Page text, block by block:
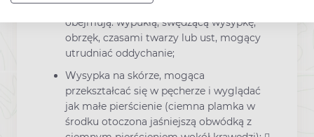
Ciężka reakcja alergiczna. Objawy
obejmują: wypukłą, swędzącą wysypkę,
obrzęk, czasami twarzy lub ust, mogący
utrudniać oddychanie;
Wysypka na skórze, mogąca
przekształcać się w pęcherze i wyglądać
jak małe pierścienie (ciemna plamka w
środku otoczona jaśniejszą obwódką z